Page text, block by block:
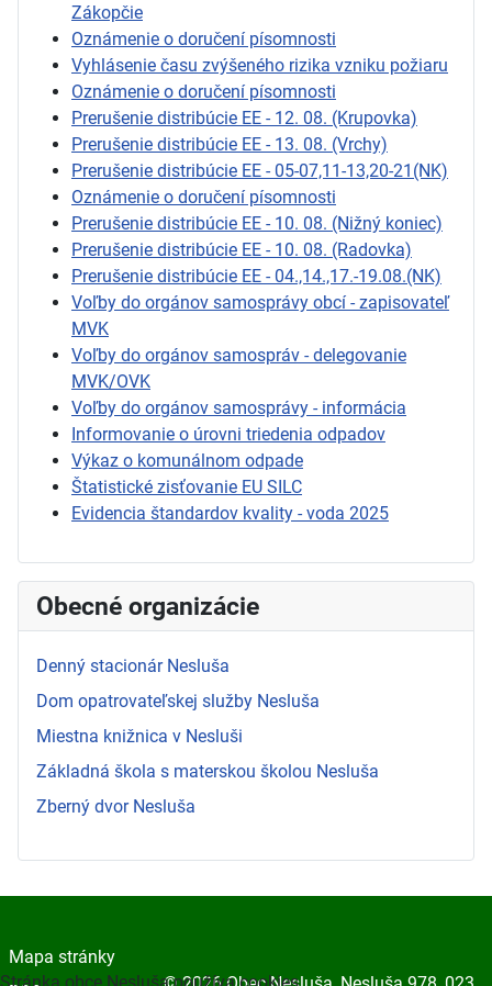
Zákopčie
Oznámenie o doručení písomnosti
Vyhlásenie času zvýšeného rizika vzniku požiaru
Oznámenie o doručení písomnosti
Prerušenie distribúcie EE - 12. 08. (Krupovka)
Prerušenie distribúcie EE - 13. 08. (Vrchy)
Prerušenie distribúcie EE - 05-07,11-13,20-21(NK)
Oznámenie o doručení písomnosti
Prerušenie distribúcie EE - 10. 08. (Nižný koniec)
Prerušenie distribúcie EE - 10. 08. (Radovka)
Prerušenie distribúcie EE - 04.,14.,17.-19.08.(NK)
Voľby do orgánov samosprávy obcí - zapisovateľ
MVK
Voľby do orgánov samospráv - delegovanie
MVK/OVK
Voľby do orgánov samosprávy - informácia
Informovanie o úrovni triedenia odpadov
Výkaz o komunálnom odpade
Štatistické zisťovanie EU SILC
Evidencia štandardov kvality - voda 2025
Obecné organizácie
Denný stacionár Nesluša
Dom opatrovateľskej služby Nesluša
Miestna knižnica v Nesluši
Základná škola s materskou školou Nesluša
Zberný dvor Nesluša
Mapa stránky